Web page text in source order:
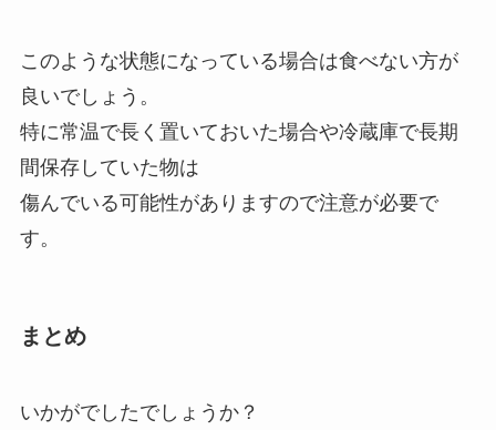
このような状態になっている場合は食べない方が
良いでしょう。
特に常温で長く置いておいた場合や冷蔵庫で長期
間保存していた物は
傷んでいる可能性がありますので注意が必要で
す。
まとめ
いかがでしたでしょうか？